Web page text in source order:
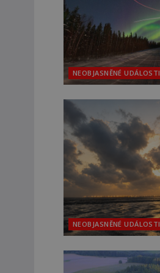
NEOBJASNĚNÉ UDÁLOSTI
NEOBJASNĚNÉ UDÁLOSTI